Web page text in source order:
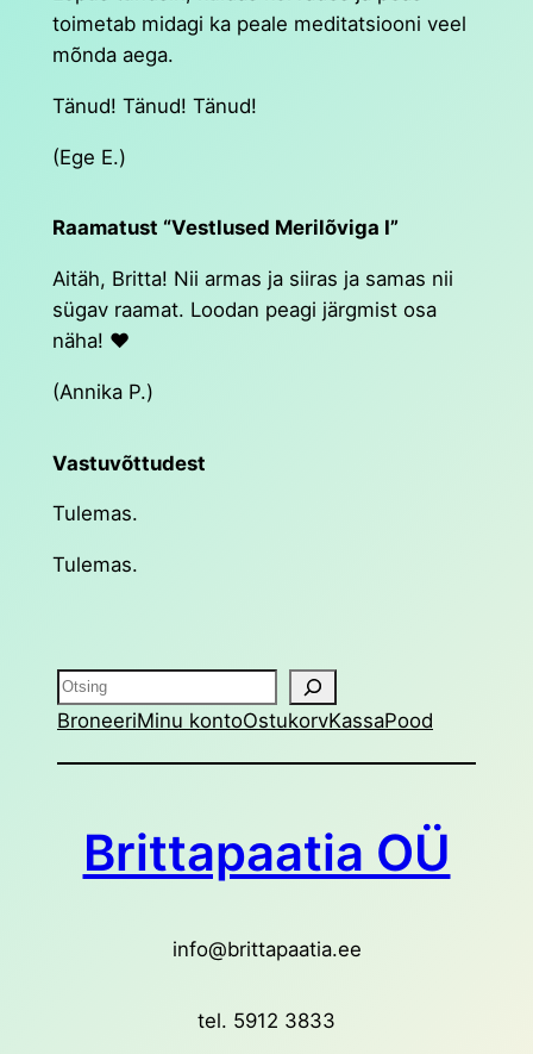
toimetab midagi ka peale meditatsiooni veel
mõnda aega.
Tänud! Tänud! Tänud!
(Ege E.)
Raamatust “Vestlused Merilõviga I”
Aitäh, Britta! Nii armas ja siiras ja samas nii
sügav raamat. Loodan peagi järgmist osa
näha! ❤️
(Annika P.)
Vastuvõttudest
Tulemas.
Tulemas.
Otsing
BroneeriMinu kontoOstukorvKassaPood
Brittapaatia OÜ
info@brittapaatia.ee
tel. 5912 3833